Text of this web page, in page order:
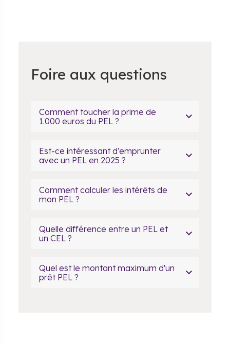
Foire aux questions
Comment toucher la prime de
1.000 euros du PEL ?
Est-ce intéressant d'emprunter
avec un PEL en 2025 ?
Comment calculer les intérêts de
mon PEL ?
Quelle différence entre un PEL et
un CEL ?
Quel est le montant maximum d'un
prêt PEL ?